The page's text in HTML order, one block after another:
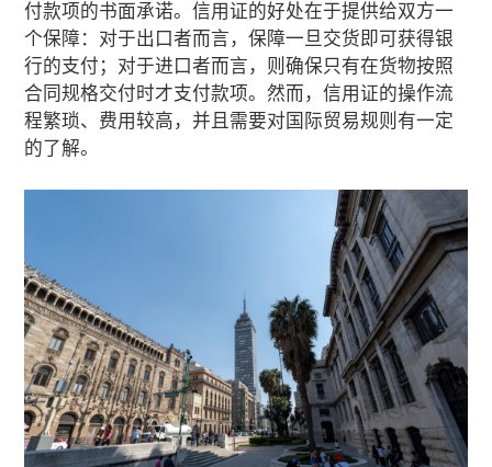
付款项的书面承诺。信用证的好处在于提供给双方一
个保障：对于出口者而言，保障一旦交货即可获得银
行的支付；对于进口者而言，则确保只有在货物按照
合同规格交付时才支付款项。然而，信用证的操作流
程繁琐、费用较高，并且需要对国际贸易规则有一定
的了解。